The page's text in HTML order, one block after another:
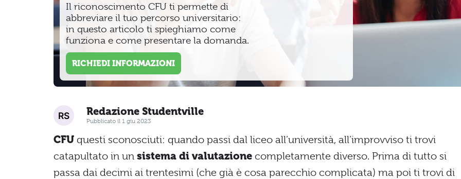
Il riconoscimento CFU ti permette di
abbreviare il tuo percorso universitario:
in questo articolo ti spieghiamo come
funziona e come presentare la domanda.
RICHIEDI INFORMAZIONI
Redazione Studentville
Pubblicato il 1 giu 2023
CFU questi sconosciuti: quando passi dal liceo all’università, all’improvviso ti trovi
catapultato in un sistema di valutazione completamente diverso. Prima di tutto si
passa dai decimi ai trentesimi (che già è cosa parecchio complicata) ma poi ti trovi di